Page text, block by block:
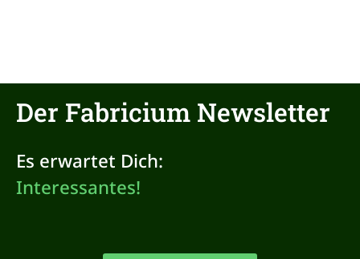
Der Fabricium Newsletter
Es erwartet Dich: